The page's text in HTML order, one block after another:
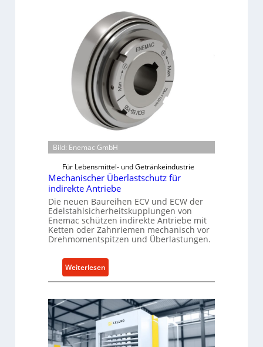
Bild: Enemac GmbH
Für Lebensmittel- und Getränkeindustrie
Mechanischer Überlastschutz für
indirekte Antriebe
Die neuen Baureihen ECV und ECW der
Edelstahlsicherheitskupplungen von
Enemac schützen indirekte Antriebe mit
Ketten oder Zahnriemen mechanisch vor
Drehmomentspitzen und Überlastungen.
Weiterlesen:
M
h
a
n